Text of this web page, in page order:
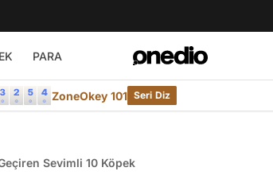
PARA
ZoneOkey 101 Seri Diz
Sevimli 10 Köpek